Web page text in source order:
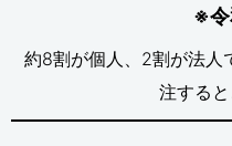
※令
約8割が個人、2割が法人
注すると